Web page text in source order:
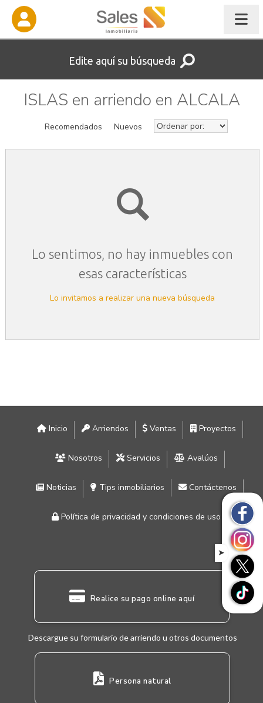
Edite aquí su búsqueda
ISLAS en arriendo en ALCALA
Recomendados Nuevos
Lo sentimos, no hay inmuebles con
esas características
Lo invitamos a realizar una nueva búsqueda
Inicio Arriendos Ventas Proyectos
Nosotros Servicios Avalúos
Noticias Tips inmobiliarios Contáctenos
Política de privacidad y condiciones de uso
Realice su pago online aquí
Descargue su formulario de arriendo u otros documentos
Persona natural
➤